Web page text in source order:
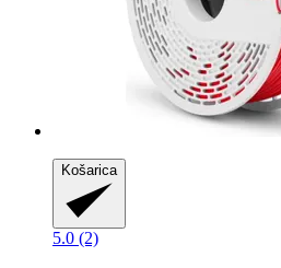
Košarica
5.0 (2)